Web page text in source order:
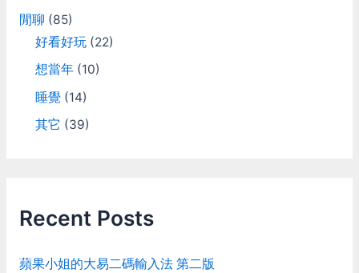
閒聊 (85)
好看好玩(22)
想當年(10)
睡覺(14)
其它 (39)
Recent Posts
蘋果小姐的大易二碼輸入法 第二版